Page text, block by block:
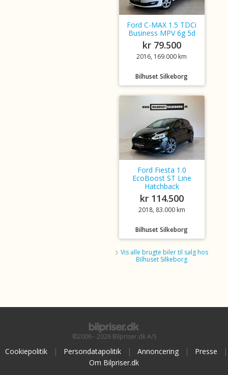
Ford C-MAX 1.5 TDCi
Business MPV 6g 5d
kr 79.500
2016, 169.000 km
Bilhuset Silkeborg
Ford Fiesta 1.0
EcoBoost ST Line
Hatchback
kr 114.500
2018, 83.000 km
Bilhuset Silkeborg
Vis alle brugte biler til salg hos
Bilhuset Silkeborg
©2006 - 2026 Bilpriser.dk A/S
Cookiepolitik | Persondatapolitik | Annoncering | Presse
|
Om Bilpriser.dk